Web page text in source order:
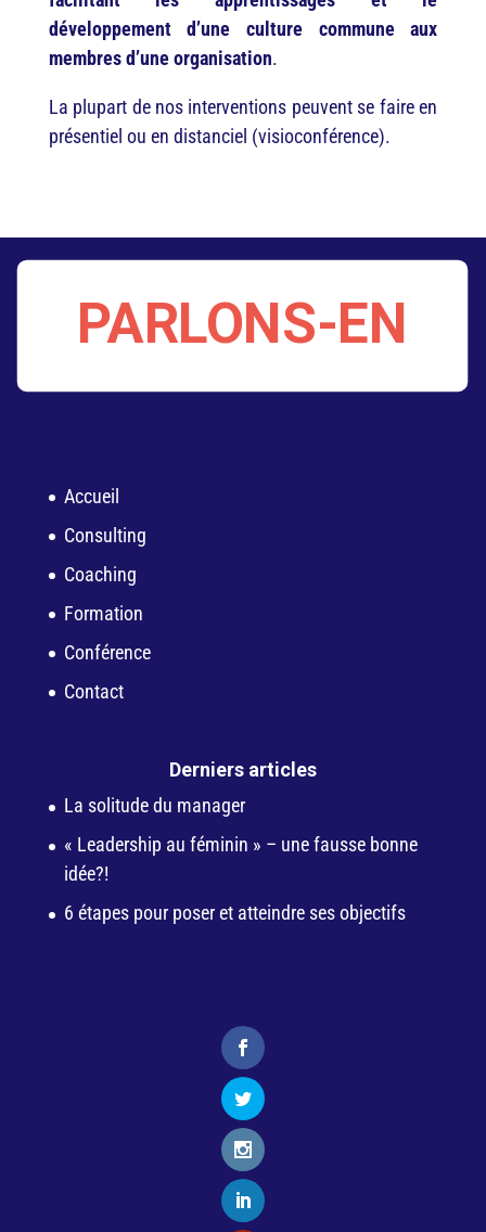
développement d’une culture commune aux
membres d’une organisation.
La plupart de nos interventions peuvent se faire en
présentiel ou en distanciel (visioconférence).
PARLONS-EN
Accueil
Consulting
Coaching
Formation
Conférence
Contact
Derniers articles
La solitude du manager
« Leadership au féminin » – une fausse bonne
idée?!
6 étapes pour poser et atteindre ses objectifs